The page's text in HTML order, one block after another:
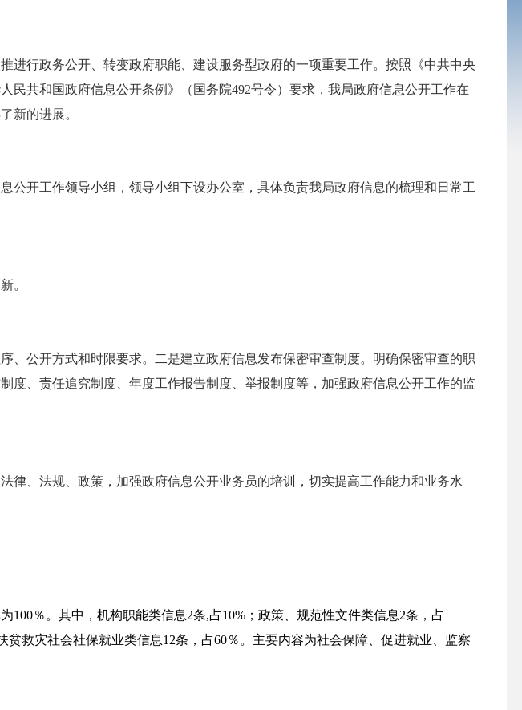
行政务公开、转变政府职能、建设服务型政府的一项重要工作。按照《中共中央
民共和国政府信息公开条例》（国务院492号令）要求，我局政府信息公开工作在
新的进展。
开工作领导小组，领导小组下设办公室，具体负责我局政府信息的梳理和日常工
。
公开方式和时限要求。二是建立政府信息发布保密审查制度。明确保密审查的职
、责任追究制度、年度工作报告制度、举报制度等，加强政府信息公开工作的监
律、法规、政策，加强政府信息公开业务员的培训，切实提高工作能力和业务水
100％。其中，机构职能类信息2条,占10% ；政策、规范性文件类信息2条，占
贫救灾社会社保就业类信息12条，占60％。主要内容为社会保障、促进就业、监察